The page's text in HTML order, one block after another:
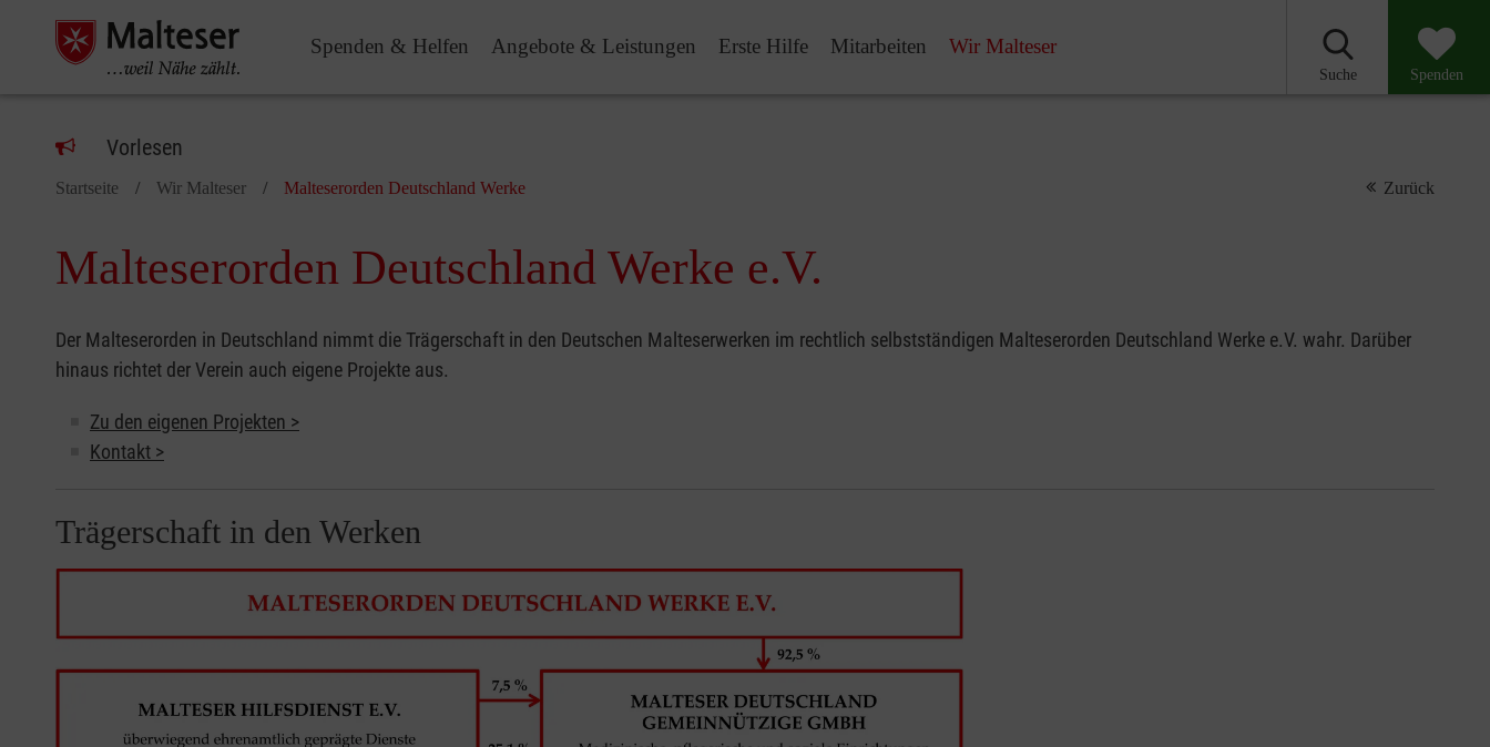
Spenden & Helfen Angebote & Leistungen Erste Hilfe Mitarbeiten Wir Malteser
Suche Spenden
Vorlesen
Startseite Wir Malteser Malteserorden Deutschland Werke Zurück
Malteserorden Deutschland Werke e.V.
Der Malteserorden in Deutschland nimmt die Trägerschaft in den Deutschen Malteserwerken im rechtlich selbstständigen Malteserorden Deutschland Werke e.V. wahr. Darüber
hinaus richtet der Verein auch eigene Projekte aus.
Zu den eigenen Projekten >
Kontakt >
Trägerschaft in den Werken